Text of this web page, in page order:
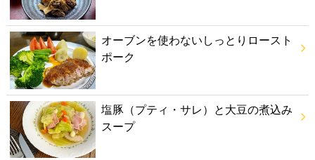
オーブンを使わないしっとりロースト
ポーク
塩豚（プティ・サレ）と大豆の煮込み
スープ